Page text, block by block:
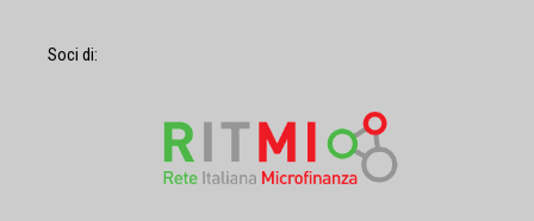
Soci di: